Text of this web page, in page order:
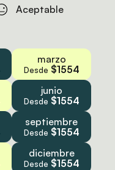
Aceptable
marzo
Desde $1554
junio
Desde $1554
septiembre
Desde $1554
diciembre
Desde $1554